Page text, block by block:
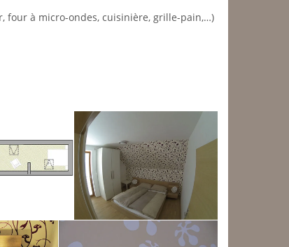
four à micro-ondes, cuisinière, grille-pain,…)